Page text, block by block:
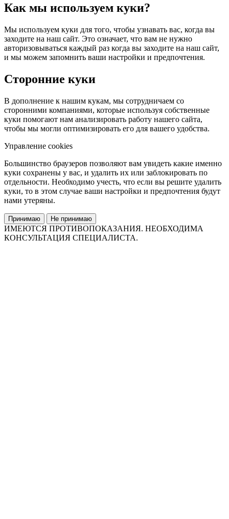
Как мы используем куки?
Мы используем куки для того, чтобы узнавать вас, когда вы
заходите на наш сайт. Это означает, что вам не нужно
авторизовываться каждый раз когда вы заходите на наш сайт,
и мы можем запомнить ваши настройки и предпочтения.
Сторонние куки
В дополнение к нашим кукам, мы сотрудничаем со
сторонними компаниями, которые используя собственные
куки помогают нам анализировать работу нашего сайта,
чтобы мы могли оптимизировать его для вашего удобства.
Управление cookies
Большинство браузеров позволяют вам увидеть какие именно
куки сохранены у вас, и удалить их или заблокировать по
отдельности. Необходимо учесть, что если вы решите удалить
куки, то в этом случае ваши настройки и предпочтения будут
нами утеряны.
Принимаю Не принимаю
ИМЕЮТСЯ ПРОТИВОПОКАЗАНИЯ. НЕОБХОДИМА
КОНСУЛЬТАЦИЯ СПЕЦИАЛИСТА.